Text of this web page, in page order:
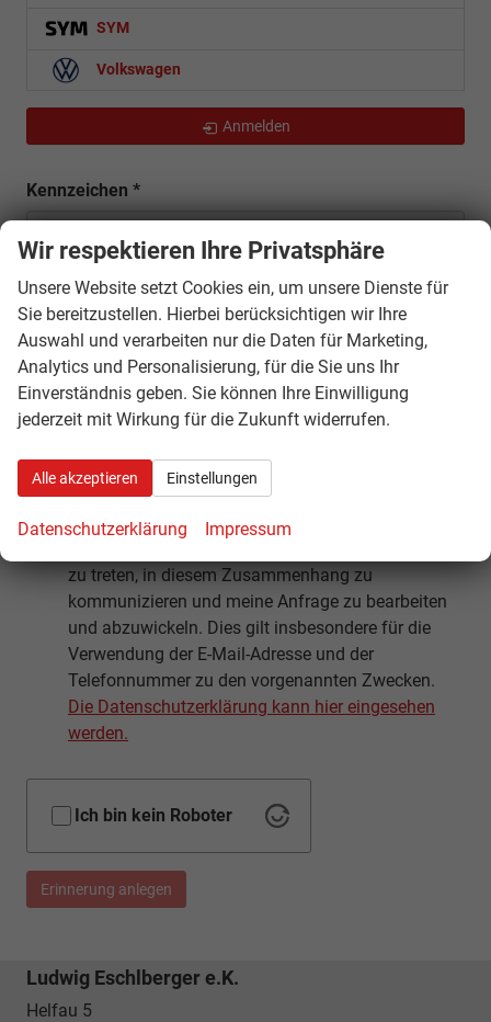
SYM
Volkswagen
Anmelden
Kennzeichen *
E-Mail*
HU-Termin*
Ich willige ein, dass Ludwig Eschlberger e.K. die
von mir übermittelten Informationen und
Kontaktdaten dazu verwendet, um mit mir
zu treten, in diesem Zusammenhang zu
kommunizieren und meine Anfrage zu bearbeiten
und abzuwickeln. Dies gilt insbesondere für die
Verwendung der E-Mail-Adresse und der
Telefonnummer zu den vorgenannten Zwecken.
Die Datenschutzerklärung kann hier eingesehen
werden.
Ich bin kein Roboter
Erinnerung anlegen
Ludwig Eschlberger e.K.
Helfau 5
Wir respektieren Ihre Privatsphäre
Unsere Website setzt Cookies ein, um unsere Dienste für
Sie bereitzustellen. Hierbei berücksichtigen wir Ihre
Auswahl und verarbeiten nur die Daten für Marketing,
Analytics und Personalisierung, für die Sie uns Ihr
Einverständnis geben. Sie können Ihre Einwilligung
jederzeit mit Wirkung für die Zukunft widerrufen.
Alle akzeptieren Einstellungen
Datenschutzerklärung Impressum